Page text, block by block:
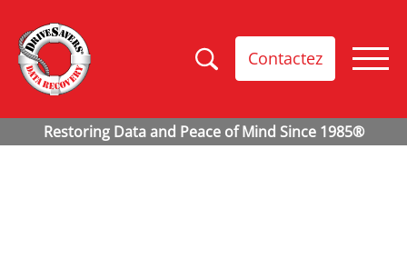
Contactez